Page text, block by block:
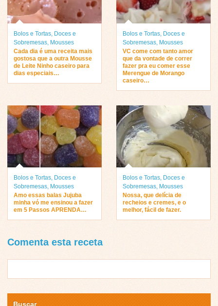
Bolos e Tortas, Doces e
Sobremesas, Mousses
Cada dia é uma receita mais
gostosa que a outra Mousse
de Leite Ninho caseiro para
dias especiais…
Bolos e Tortas, Doces e
Sobremesas, Mousses
VC come com tanto amor
que da vontade de correr
fazer pra eu comer esse
Merengue de Morango
caseiro…
Bolos e Tortas, Doces e
Sobremesas, Mousses
Amo essas balas Jujuba
minha vó me ensinou a fazer
em 5 Passos APRENDA…
Bolos e Tortas, Doces e
Sobremesas, Mousses
Nossa, que delícia de
recheios e cremes, e o
melhor, fácil de fazer.
Comenta esta receta
Buscar